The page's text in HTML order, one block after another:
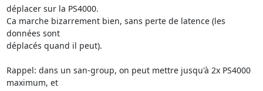
déplacer sur la PS4000.
Ca marche bizarrement bien, sans perte de latence (les
données sont
déplacés quand il peut).
Rappel: dans un san-group, on peut mettre jusqu'à 2x PS4000
maximum, et